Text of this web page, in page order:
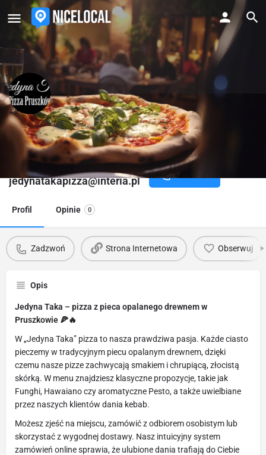
Jedyna Taka Pizza Pruszkow
Pizza z pieca opalanego drewnem
jedynatakapizza@interia.pl
Profil Opinie 0
Zadzwoń Strona Internetowa Obserwuj
Opis
Jedyna Taka – pizza z pieca opalanego drewnem w
Pruszkowie 🍕🔥
W „Jedyna Taka” pizza to nasza prawdziwa pasja. Każde ciasto
pieczemy w tradycyjnym piecu opalanym drewnem, dzięki
czemu nasze pizze zachwycają smakiem i chrupiącą, złocistą
skórką. W menu znajdziesz klasyczne propozycje, takie jak
Funghi, Hawaiano czy aromatyczne Pesto, a także uwielbiane
przez naszych klientów dania kebab.
Możesz zjeść na miejscu, zamówić z odbiorem osobistym lub
skorzystać z wygodnej dostawy. Nasz intuicyjny system
zamówień online sprawia, że ulubione dania trafiają do Ciebie